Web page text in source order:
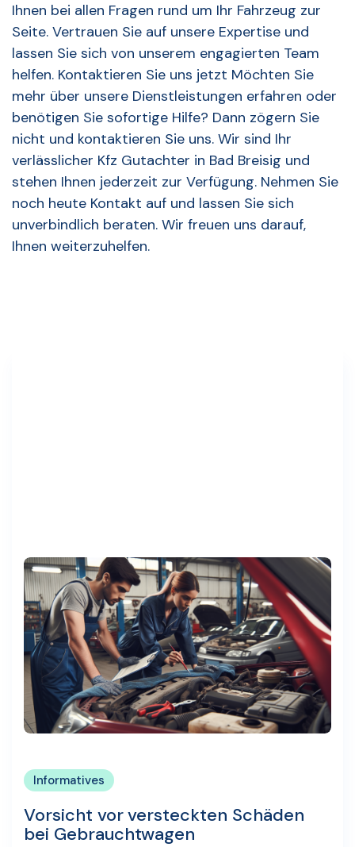
Ihnen bei allen Fragen rund um Ihr Fahrzeug zur
Seite. Vertrauen Sie auf unsere Expertise und
lassen Sie sich von unserem engagierten Team
helfen. Kontaktieren Sie uns jetzt Möchten Sie
mehr über unsere Dienstleistungen erfahren oder
benötigen Sie sofortige Hilfe? Dann zögern Sie
nicht und kontaktieren Sie uns. Wir sind Ihr
verlässlicher Kfz Gutachter in Bad Breisig und
stehen Ihnen jederzeit zur Verfügung. Nehmen Sie
noch heute Kontakt auf und lassen Sie sich
unverbindlich beraten. Wir freuen uns darauf,
Ihnen weiterzuhelfen.
Informatives
Vorsicht vor versteckten Schäden
bei Gebrauchtwagen